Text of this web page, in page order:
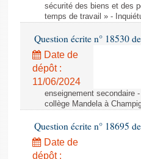
sécurité des biens et des
temps de travail » -
Question écrite n° 18530
Date de
dépôt :
11/06/2024
enseignement secondaire
collège Mandela à
Question écrite n° 18695
Date de
dépôt :